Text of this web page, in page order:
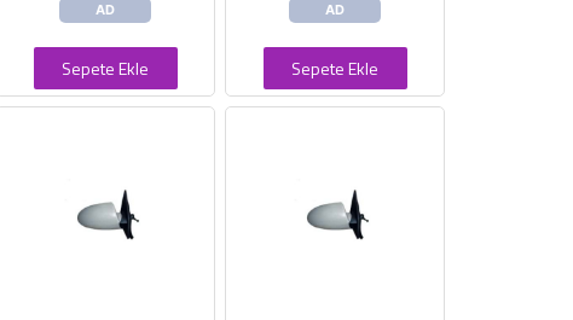
AD
Sepete Ekle
AD
Sepete Ekle